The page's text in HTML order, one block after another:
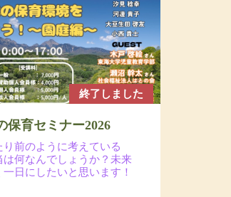
終了しました
保育セミナー2026
前のように考えている
は何なんでしょうか？未来
日にしたいと思います！